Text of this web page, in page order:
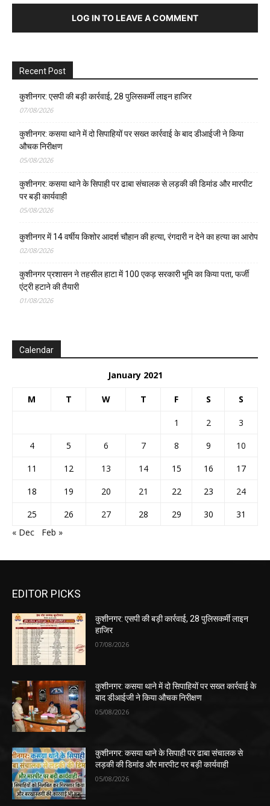
LOG IN TO LEAVE A COMMENT
Recent Post
कुशीनगर: एसपी की बड़ी कार्रवाई, 28 पुलिसकर्मी लाइन हाजिर
07/08/2026
कुशीनगर: कसया थाने में दो सिपाहियों पर सख्त कार्रवाई के बाद डीआईजी ने किया
औचक निरीक्षण
05/08/2026
कुशीनगर: कसया थाने के सिपाही पर ढाबा संचालक से लड़की की डिमांड और मारपीट
पर बड़ी कार्यवाही
05/08/2026
कुशीनगर में 14 वर्षीय किशोर आदर्श चौहान की हत्या, रंगदारी न देने का हत्या का आरोप
02/08/2026
कुशीनगर प्रशासन ने तहसील हाटा में 100 एकड़ सरकारी भूमि का किया पता, फर्जी
एंट्री हटाने की तैयारी
01/08/2026
Calendar
January 2021
M T W T F S S
1 2
3
4
5 6 7 8 9
10
11
12 13 14 15 16
17
18
19 20 21 22 23
24
25
26 27 28 29 30
31
« Dec
Feb »
EDITOR PICKS
कुशीनगर: एसपी की बड़ी कार्रवाई, 28 पुलिसकर्मी लाइन
हाजिर
07/08/2026
कुशीनगर: कसया थाने में दो सिपाहियों पर सख्त कार्रवाई के
बाद डीआईजी ने किया औचक निरीक्षण
05/08/2026
कुशीनगर: कसया थाने के सिपाही पर ढाबा संचालक से
लड़की की डिमांड और मारपीट पर बड़ी कार्यवाही
05/08/2026